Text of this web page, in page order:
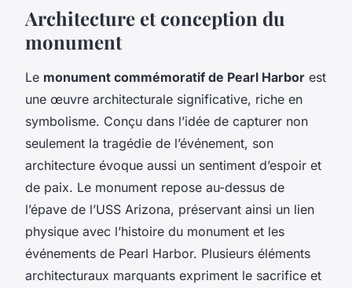
Architecture et conception du
monument
Le monument commémoratif de Pearl Harbor est
une œuvre architecturale significative, riche en
symbolisme. Conçu dans l’idée de capturer non
seulement la tragédie de l’événement, son
architecture évoque aussi un sentiment d’espoir et
de paix. Le monument repose au-dessus de
l’épave de l’USS Arizona, préservant ainsi un lien
physique avec l’histoire du monument et les
événements de Pearl Harbor. Plusieurs éléments
architecturaux marquants expriment le sacrifice et